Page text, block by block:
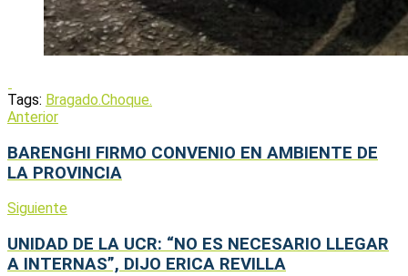
Tags: Bragado.Choque.
Anterior
BARENGHI FIRMO CONVENIO EN AMBIENTE DE
LA PROVINCIA
Siguiente
UNIDAD DE LA UCR: “NO ES NECESARIO LLEGAR
A INTERNAS”, DIJO ERICA REVILLA